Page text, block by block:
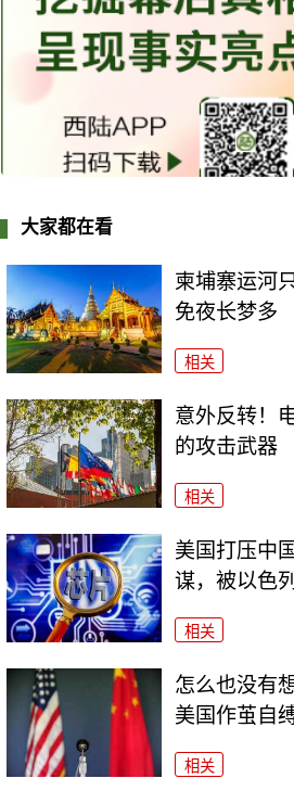
大家都在看
柬埔寨运河
免夜长梦多
相关
意外反转！
的攻击武器
相关
美国打压中
谋，被以色
相关
怎么也没有
美国作茧自
相关